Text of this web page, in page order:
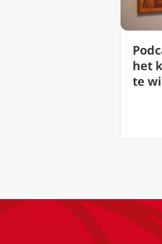
Podcast 291 Als
het kwaad lijkt